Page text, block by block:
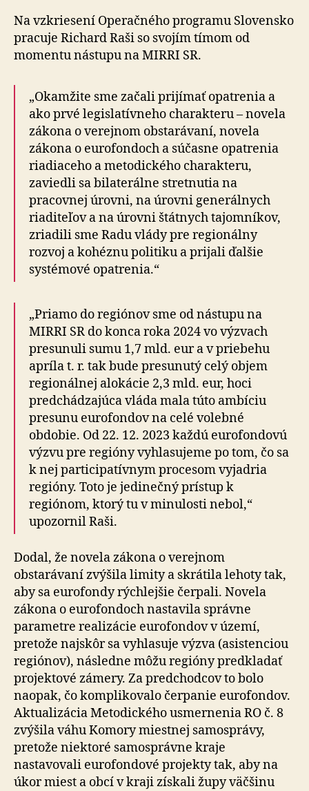
Na vzkriesení Operačného programu Slovensko
pracuje Richard Raši so svojím tímom od
momentu nástupu na MIRRI SR.
„Okamžite sme začali prijímať opatrenia a
ako prvé legislatívneho charakteru – novela
zákona o verejnom obstarávaní, novela
zákona o eurofondoch a súčasne opatrenia
riadiaceho a metodického charakteru,
zaviedli sa bilaterálne stretnutia na
pracovnej úrovni, na úrovni generálnych
riaditeľov a na úrovni štátnych tajomníkov,
zriadili sme Radu vlády pre regionálny
rozvoj a kohéznu politiku a prijali ďalšie
systémové opatrenia.“
„Priamo do regiónov sme od nástupu na
MIRRI SR do konca roka 2024 vo výzvach
presunuli sumu 1,7 mld. eur a v priebehu
apríla t. r. tak bude presunutý celý objem
regionálnej alokácie 2,3 mld. eur, hoci
predchádzajúca vláda mala túto ambíciu
presunu eurofondov na celé volebné
obdobie. Od 22. 12. 2023 každú eurofondovú
výzvu pre regióny vyhlasujeme po tom, čo sa
k nej participatívnym procesom vyjadria
regióny. Toto je jedinečný prístup k
regiónom, ktorý tu v minulosti nebol,“
upozornil Raši.
Dodal, že novela zákona o verejnom
obstarávaní zvýšila limity a skrátila lehoty tak,
aby sa eurofondy rýchlejšie čerpali. Novela
zákona o eurofondoch nastavila správne
parametre realizácie eurofondov v území,
pretože najskôr sa vyhlasuje výzva (asistenciou
regiónov), následne môžu regióny predkladať
projektové zámery. Za predchodcov to bolo
naopak, čo komplikovalo čerpanie eurofondov.
Aktualizácia Metodického usmernenia RO č. 8
zvýšila váhu Komory miestnej samosprávy,
pretože niektoré samosprávne kraje
nastavovali eurofondové projekty tak, aby na
úkor miest a obcí v kraji získali župy väčšinu